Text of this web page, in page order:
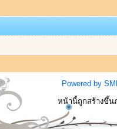
Powered by
หน้านี้ถูกสร้างขึ้น